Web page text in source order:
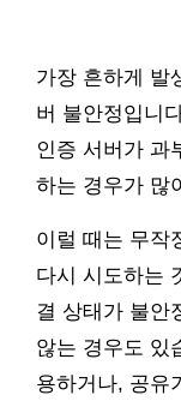
가장 흔하게 발
버 불안정입니
인증 서버가 과
하는 경우가 많
이럴 때는 무작
다시 시도하는
결 상태가 불안
않는 경우도 있
용하거나, 공유